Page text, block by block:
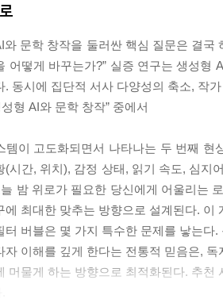
와 문학 창작을 둘러싼 핵심 질문은 결국
어떻게 바꾸는가?” 실증 연구는 생성
. 동시에 집단적 서사 다양성의 축소, 작
성형 AI와 문학 창작” 중에서
템이 고도화되면서 나타나는 두 번째 현
(시간, 위치), 감정 상태, 읽기 속도, 심지
늘 밤 위로가 필요한 당신에게 어울리는
에 최대한 맞추는 방향으로 설계된다.
터 버블은 몇 가지 특수한 문제를 낳는
자 이해를 깊게 한다는 전통적 믿음은,
머물게 하는 방향으로 최적화된다. 추천